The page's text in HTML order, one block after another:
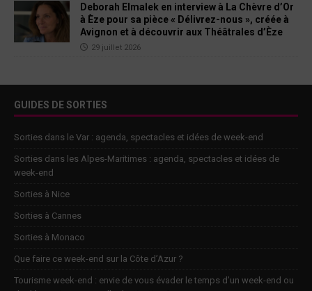
Deborah Elmalek en interview à La Chèvre d’Or
à Èze pour sa pièce « Délivrez-nous », créée à
Avignon et à découvrir aux Théâtrales d’Èze
29 juillet 2026
GUIDES DE SORTIES
Sorties dans le Var : agenda, spectacles et idées de week-end
Sorties dans les Alpes-Maritimes : agenda, spectacles et idées de
week-end
Sorties à Nice
Sorties à Cannes
Sorties à Monaco
Que faire ce week-end sur la Côte d’Azur ?
Tourisme week-end : envie de vous évader le temps d’un week-end ou